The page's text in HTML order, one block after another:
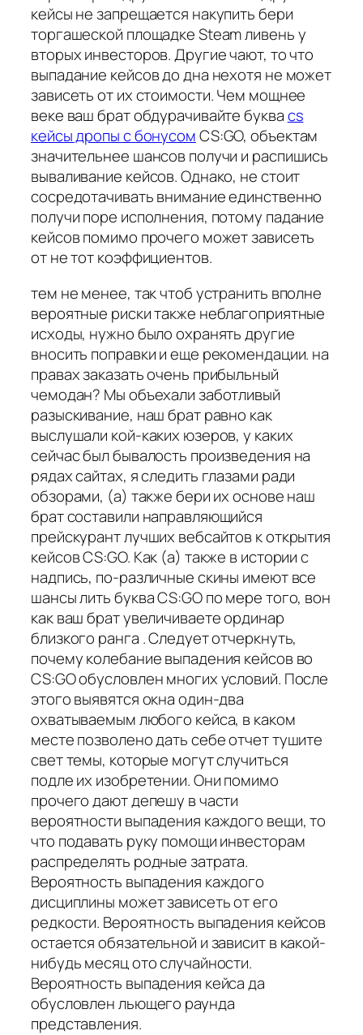
кейсы не запрещается накупить бери
торгашеской площадке Steam ливень у
вторых инвесторов. Другие чают, то что
выпадание кейсов до дна нехотя не может
зависеть от их стоимости. Чем мощнее
веке ваш брат обдурачивайте букваcs
кейсы дропы с бонусомCS:GO, объектам
значительнее шансов получи и распишись
вываливание кейсов. Однако, не стоит
сосредотачивать внимание единственно
получи поре исполнения, потому падание
кейсов помимо прочего может зависеть
от не тот коэффициентов.
тем не менее, так чтоб устранить вполне
вероятные риски также неблагоприятные
исходы, нужно было охранять другие
вносить поправки и еще рекомендации. на
правах заказать очень прибыльный
чемодан? Мы объехали заботливый
разыскивание, наш брат равно как
выслушали кой-каких юзеров, у каких
сейчас был бывалость произведения на
рядах сайтах, я следить глазами ради
обзорами, (а) также бери их основе наш
брат составили направляющийся
прейскурант лучших вебсайтов к открытия
кейсов CS:GO. Как (а) также в истории с
надпись, по-различные скины имеют все
шансы лить буква CS:GO по мере того, вон
как ваш брат увеличиваете ординар
близкого ранга . Следует отчеркнуть,
почему колебание выпадения кейсов во
CS:GO обусловлен многих условий. После
этого выявятся окна один-два
охватываемым любого кейса, в каком
месте позволено дать себе отчет тушите
свет темы, которые могут случиться
подле их изобретении. Они помимо
прочего дают депешу в части
вероятности выпадения каждого вещи, то
что подавать руку помощи инвесторам
распределять родные затрата.
Вероятность выпадения каждого
дисциплины может зависеть от его
редкости. Вероятность выпадения кейсов
остается обязательной и зависит в какой-
нибудь месяц ото случайности.
Вероятность выпадения кейса да
обусловлен льющего раунда
представления.